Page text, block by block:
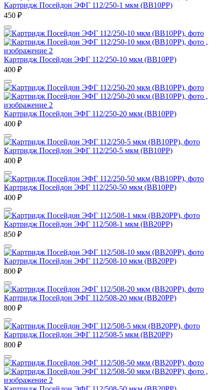
Картридж Посейдон ЭФГ 112/250-1 мкм (ВВ10РР)
450 ₽
Картридж Посейдон ЭФГ 112/250-10 мкм (ВВ10РР)
400 ₽
Картридж Посейдон ЭФГ 112/250-20 мкм (ВВ10РР)
400 ₽
Картридж Посейдон ЭФГ 112/250-5 мкм (ВВ10РР)
400 ₽
Картридж Посейдон ЭФГ 112/250-50 мкм (ВВ10РР)
400 ₽
Картридж Посейдон ЭФГ 112/508-1 мкм (ВВ20РР)
850 ₽
Картридж Посейдон ЭФГ 112/508-10 мкм (ВВ20РР)
800 ₽
Картридж Посейдон ЭФГ 112/508-20 мкм (ВВ20РР)
800 ₽
Картридж Посейдон ЭФГ 112/508-5 мкм (ВВ20РР)
800 ₽